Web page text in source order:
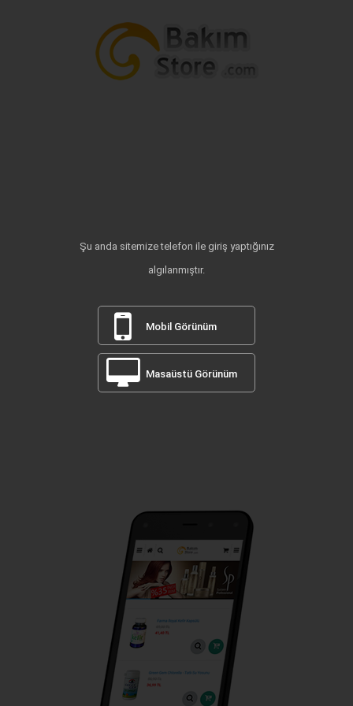
Şu anda sitemize telefon ile giriş yaptığınız
algılanmıştır.
Mobil Görünüm
Masaüstü Görünüm